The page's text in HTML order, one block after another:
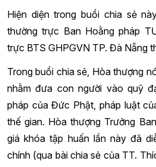
Hiện diện trong buổi chia sẻ
thường trực Ban Hoằng pháp
trực BTS GHPGVN TP. Đà Nẵng
Trong buổi chia sẻ, Hòa thượng
nhằm đưa con người vào quỹ
pháp của Đức Phật, pháp luật
thế gian. Hòa thượng Trưởng
giá khóa tập huấn lần này đã
chính (qua bài chia sẻ của TT.